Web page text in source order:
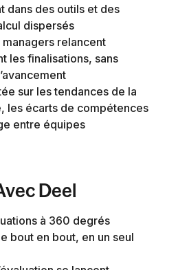
dans des outils et des
dispersés
managers relancent
les finalisations, sans
sur les tendances de la
les écarts de compétences
entre équipes
Deel
à 360 degrés
bout en bout, en un seul